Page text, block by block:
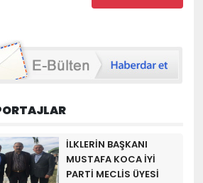
İLKLERİN BAŞKANI
MUSTAFA KOCA İYİ
PARTİ MECLİS ÜYESİ